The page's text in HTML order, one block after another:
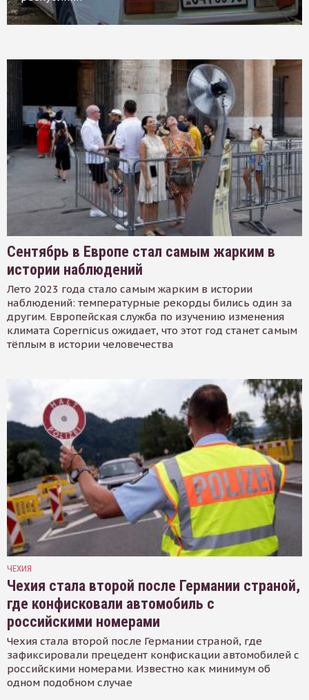
Сентябрь в Европе стал самым жарким в
истории наблюдений
Лето 2023 года стало самым жарким в истории
наблюдений: температурные рекорды бились один за
другим. Европейская служба по изучению изменения
климата Copernicus ожидает, что этот год станет самым
тёплым в истории человечества
ЧЕХИЯ
Чехия стала второй после Германии страной,
где конфисковали автомобиль с
российскими номерами
Чехия стала второй после Германии страной, где
зафиксировали прецедент конфискации автомобилей с
российскими номерами. Известно как минимум об
одном подобном случае